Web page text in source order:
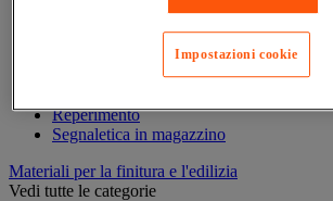
Marcatura industriale
Marcatura permanente
Marcatura temporanea
Reperimento
Segnaletica in magazzino
Materiali per la finitura e l'edilizia
Vedi tutte le categorie
Impostazioni cookie